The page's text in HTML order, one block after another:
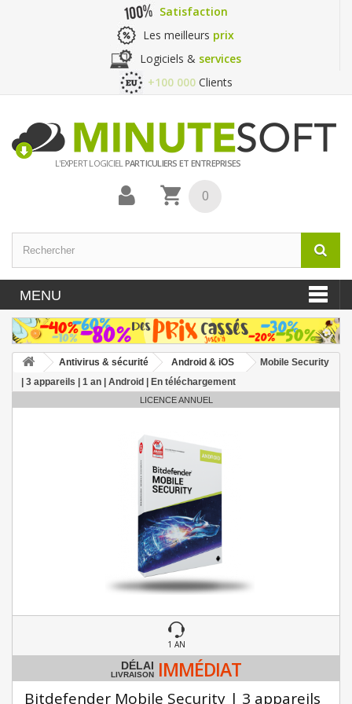
Satisfaction
Les meilleurs prix
Logiciels & services
+100 000 Clients
L'EXPERT LOGICIELPARTICULIERS ET ENTREPRISES
0
MENU
Antivirus & sécurité Android & iOS
Mobile Security
| 3 appareils | 1 an | Android | En téléchargement
LICENCE ANNUEL
1 AN
DÉLAI
LIVRAISON IMMÉDIAT
Bitdefender Mobile Security | 3 appareils